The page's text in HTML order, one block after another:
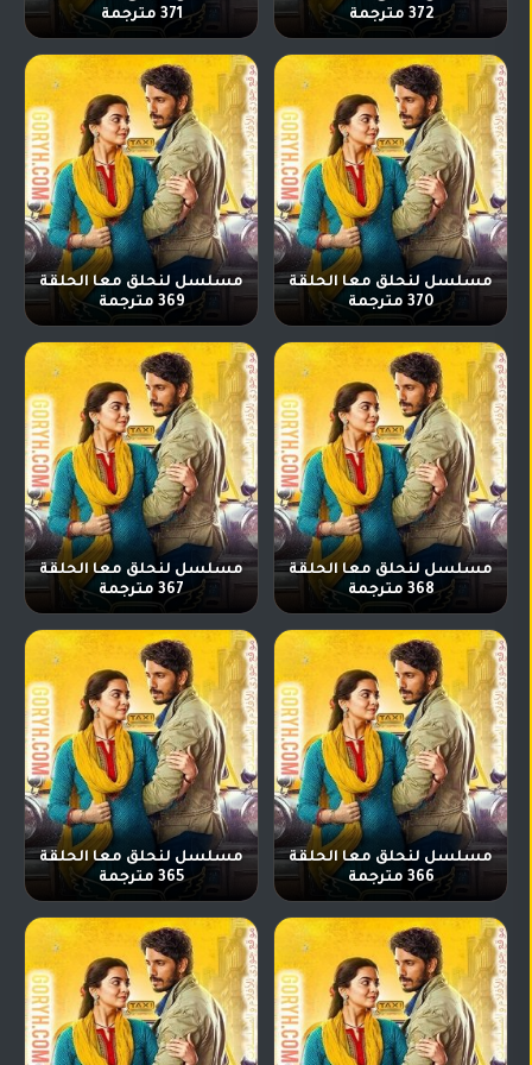
372 مترجمة
371 مترجمة
مسلسل لنحلق معا الحلقة
370 مترجمة
مسلسل لنحلق معا الحلقة
369 مترجمة
مسلسل لنحلق معا الحلقة
368 مترجمة
مسلسل لنحلق معا الحلقة
367 مترجمة
مسلسل لنحلق معا الحلقة
366 مترجمة
مسلسل لنحلق معا الحلقة
365 مترجمة